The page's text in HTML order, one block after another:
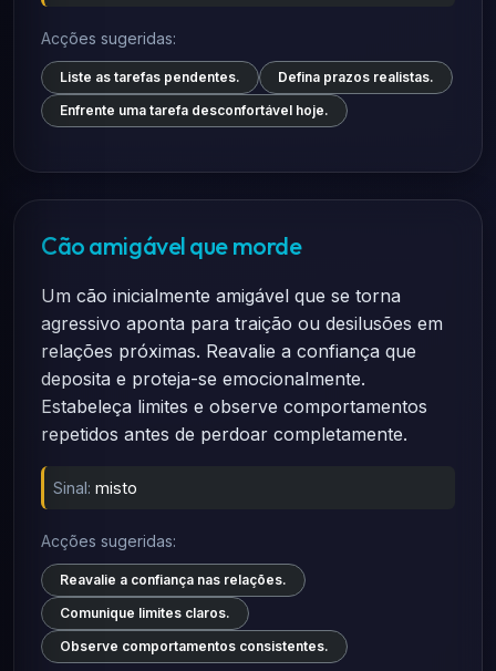
Acções sugeridas:
Liste as tarefas pendentes.
Defina prazos realistas.
Enfrente uma tarefa desconfortável hoje.
Cão amigável que morde
Um cão inicialmente amigável que se torna
agressivo aponta para traição ou desilusões em
relações próximas. Reavalie a confiança que
deposita e proteja-se emocionalmente.
Estabeleça limites e observe comportamentos
repetidos antes de perdoar completamente.
Sinal: misto
Acções sugeridas:
Reavalie a confiança nas relações.
Comunique limites claros.
Observe comportamentos consistentes.